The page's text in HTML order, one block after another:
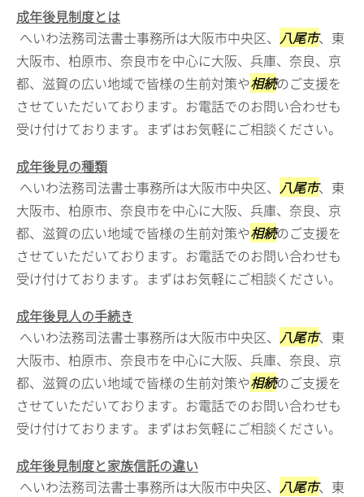
成年後見制度とは
へいわ法務司法書士事務所は大阪市中央区、 八尾市、東
大阪市、柏原市、奈良市を中心に大阪、兵庫、奈良、京
都、滋賀の広い地域で皆様の生前対策や相続のご支援を
させていただいております。お電話でのお問い合わせも
受け付けております。まずはお気軽にご相談ください。
成年後見の種類
へいわ法務司法書士事務所は大阪市中央区、 八尾市、東
大阪市、柏原市、奈良市を中心に大阪、兵庫、奈良、京
都、滋賀の広い地域で皆様の生前対策や相続のご支援を
させていただいております。お電話でのお問い合わせも
受け付けております。まずはお気軽にご相談ください。
成年後見人の手続き
へいわ法務司法書士事務所は大阪市中央区、 八尾市、東
大阪市、柏原市、奈良市を中心に大阪、兵庫、奈良、京
都、滋賀の広い地域で皆様の生前対策や相続のご支援を
させていただいております。お電話でのお問い合わせも
受け付けております。まずはお気軽にご相談ください。
成年後見制度と家族信託の違い
へいわ法務司法書士事務所は大阪市中央区、 八尾市、東